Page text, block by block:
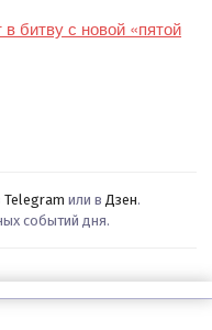
битву с новой «пятой
Telegram или в Дзен.
событий дня.